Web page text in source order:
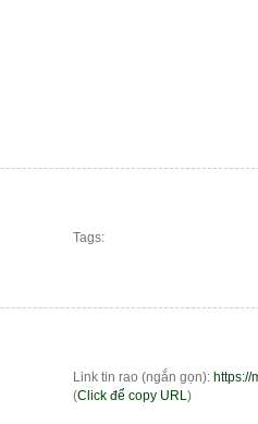
													Link tin rao (ngắn gọn):
https://
													(
Click để copy URL)